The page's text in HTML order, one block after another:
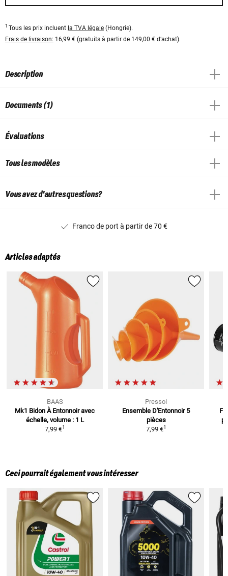
1 Tous les prix incluent la TVA légale (Hongrie).
Frais de livraison: 16,99 € (gratuits à partir de 149,00 € d’achat).
Description
Documents (1)
Évaluations
Tous les modèles
Vous avez d'autres questions?
Franco de port à partir de 70 €
Articles adaptés
BAAS
Mk1 Bidon À Entonnoir avec
échelle, volume : 1 L
7,99 €1
Pressol
Ensemble D'Entonnoir 5
pièces
7,99 €1
Ceci pourrait également vous intéresser